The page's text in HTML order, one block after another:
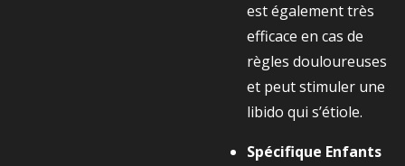
est également très
efficace en cas de
règles douloureuses
et peut stimuler une
libido qui s’étiole.
Spécifique Enfants